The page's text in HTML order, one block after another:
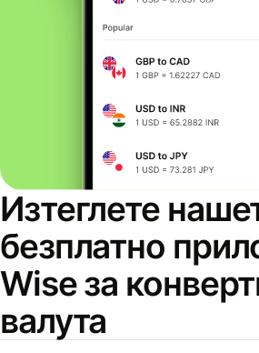
Изтеглете
безплатно
Wise за
валута